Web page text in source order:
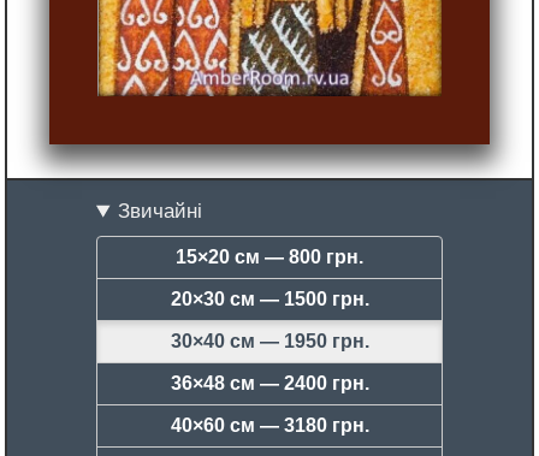
Звичайні
15×20 см — 800 грн.
20×30 см — 1500 грн.
30×40 см — 1950 грн.
36×48 см — 2400 грн.
40×60 см — 3180 грн.